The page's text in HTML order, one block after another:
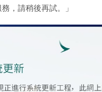
，請稍後再試。」